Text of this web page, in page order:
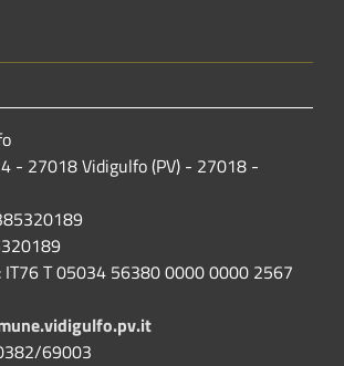
- 27018 Vidigulfo (PV) - 27018 -
IT76 T 05034 56380 0000 0000 2567
69003